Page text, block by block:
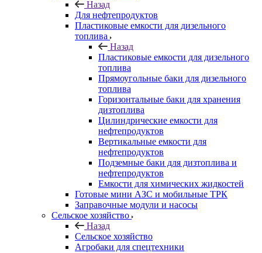
Назад
Для нефтепродуктов
Пластиковые емкости для дизельного
топлива
Назад
Пластиковые емкости для дизельного
топлива
Прямоугольные баки для дизельного
топлива
Горизонтальные баки для хранения
дизтоплива
Цилиндрические емкости для
нефтепродуктов
Вертикальные емкости для
нефтепродуктов
Подземные баки для дизтоплива и
нефтепродуктов
Емкости для химических жидкостей
Готовые мини АЗС и мобильные ТРК
Заправочные модули и насосы
Сельское хозяйство
Назад
Сельское хозяйство
Агробаки для спецтехники